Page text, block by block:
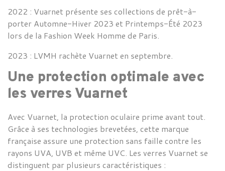
2022 : Vuarnet présente ses collections de prêt-à-
porter Automne-Hiver 2023 et Printemps-Été 2023
lors de la Fashion Week Homme de Paris.
2023 : LVMH rachète Vuarnet en septembre.
Une protection optimale avec
les verres Vuarnet
Avec Vuarnet, la protection oculaire prime avant tout.
Grâce à ses technologies brevetées, cette marque
française assure une protection sans faille contre les
rayons UVA, UVB et même UVC. Les verres Vuarnet se
distinguent par plusieurs caractéristiques :